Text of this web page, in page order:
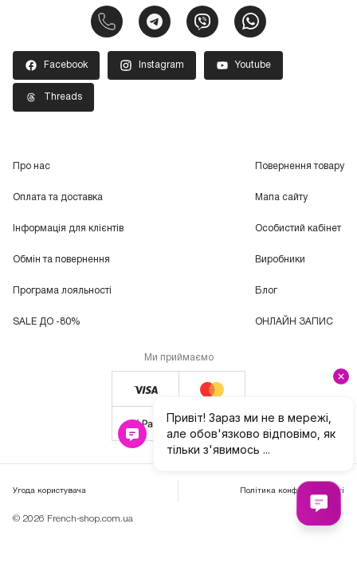
Facebook Instagram Youtube
Threads
Про нас
Оплата та доставка
Інформація для клієнтів
Обмін та повернення
Програма лояльності
SALE ДО -80%
Повернення товару
Мапа сайту
Особистий кабінет
Виробники
Блог
ОНЛАЙН ЗАПИС
Ми приймаємо
© 2026 French-shop.com.ua
Угода користувача Політика конфіденційності